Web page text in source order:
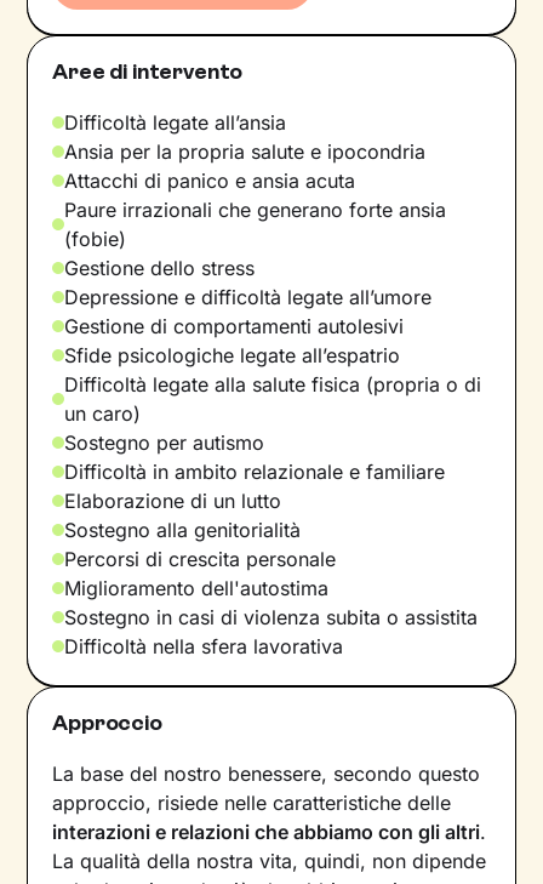
Aree di intervento
Difficoltà legate all’ansia
Ansia per la propria salute e ipocondria
Attacchi di panico e ansia acuta
Paure irrazionali che generano forte ansia
(fobie)
Gestione dello stress
Depressione e difficoltà legate all’umore
Gestione di comportamenti autolesivi
Sfide psicologiche legate all’espatrio
Difficoltà legate alla salute fisica (propria o di
un caro)
Sostegno per autismo
Difficoltà in ambito relazionale e familiare
Elaborazione di un lutto
Sostegno alla genitorialità
Percorsi di crescita personale
Miglioramento dell'autostima
Sostegno in casi di violenza subita o assistita
Difficoltà nella sfera lavorativa
Approccio
La base del nostro benessere, secondo questo
approccio, risiede nelle caratteristiche delle
interazioni e relazioni che abbiamo con gli altri.
La qualità della nostra vita, quindi, non dipende